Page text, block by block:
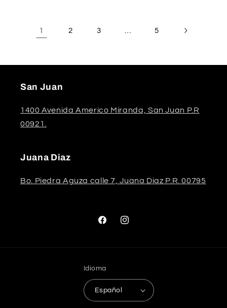
1 2 3 5
San Juan
1400 Avenida Americo Miranda, San Juan P.R
00921.
Juana Diaz
Bo. Piedra Aguza calle 7, Juana Diaz P.R. 00795
FacebookInstagram
Idioma
Español